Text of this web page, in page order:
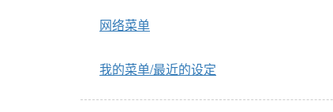
网络菜单
我的菜单/最近的设定